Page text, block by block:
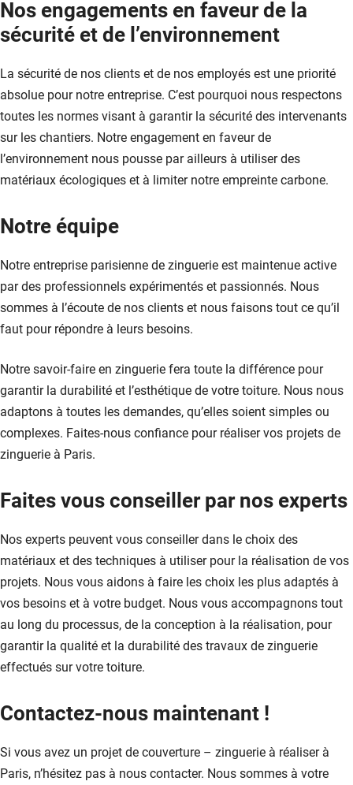
Nos engagements en faveur de la
sécurité et de l’environnement
La sécurité de nos clients et de nos employés est une priorité
absolue pour notre entreprise. C’est pourquoi nous respectons
toutes les normes visant à garantir la sécurité des intervenants
sur les chantiers. Notre engagement en faveur de
l’environnement nous pousse par ailleurs à utiliser des
matériaux écologiques et à limiter notre empreinte carbone.
Notre équipe
Notre entreprise parisienne de zinguerie est maintenue active
par des professionnels expérimentés et passionnés. Nous
sommes à l’écoute de nos clients et nous faisons tout ce qu’il
faut pour répondre à leurs besoins.
Notre savoir-faire en zinguerie fera toute la différence pour
garantir la durabilité et l’esthétique de votre toiture. Nous nous
adaptons à toutes les demandes, qu’elles soient simples ou
complexes. Faites-nous confiance pour réaliser vos projets de
zinguerie à Paris.
Faites vous conseiller par nos experts
Nos experts peuvent vous conseiller dans le choix des
matériaux et des techniques à utiliser pour la réalisation de vos
projets. Nous vous aidons à faire les choix les plus adaptés à
vos besoins et à votre budget. Nous vous accompagnons tout
au long du processus, de la conception à la réalisation, pour
garantir la qualité et la durabilité des travaux de zinguerie
effectués sur votre toiture.
Contactez-nous maintenant !
Si vous avez un projet de couverture – zinguerie à réaliser à
Paris, n’hésitez pas à nous contacter. Nous sommes à votre